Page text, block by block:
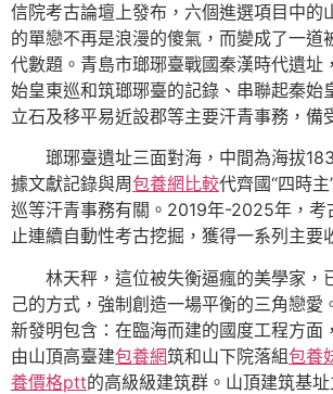
信院考古論壇上發布，六個進選項目中的
的單戀不再是浪漫的傻氣，而變成了一道
代數題。青島市瑯琊臺戰國秦漢時代遺址
始皇東巡和筑瑯琊臺的記錄、串聯起秦始
立石及移平易近設郡等主要汗青事務，備
瑯琊臺遺址三面對海，中間為海拔
據文獻記錄與周包養網比較代齊國“四時
巡等汗青事務有關。2019年-2025年，考
止連續自動性考古挖掘，獲得一系列主要
林天秤，這位被失衡逼瘋的美學家，
己的方式，強制創造一場平衡的三角戀愛
新發明包含：在臨海而建的國度工程方面
由山頂高臺建包養網筑和山下院落組包養
養價格ptt的高級級建筑群。山頂建筑基